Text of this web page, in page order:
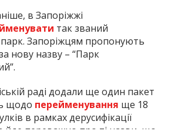
в Запоріжжі
так званий
парк. Запоріжцям пропонують
нову назву – “Парк
раді додали ще один пакет
щодо перейменування ще 18
в рамках дерусифікації
йде переважно про ті назви, що